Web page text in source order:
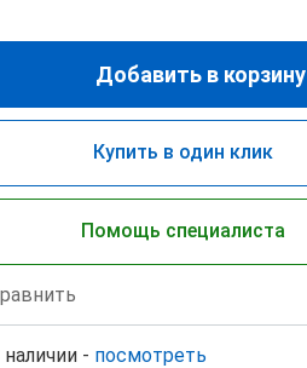
Добавить в корзину
Купить в один клик
Помощь специалиста
наличии - посмотреть